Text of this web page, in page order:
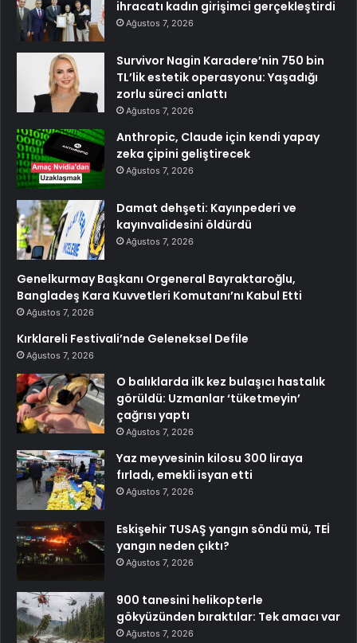
ihracatı kadın girişimci gerçekleştirdi
Ağustos 7, 2026
Survivor Nagin Karadere’nin 750 bin
TL’lik estetik operasyonu: Yaşadığı
zorlu süreci anlattı
Ağustos 7, 2026
Anthropic, Claude için kendi yapay
zeka çipini geliştirecek
Ağustos 7, 2026
Damat dehşeti: Kayınpederi ve
kayınvalidesini öldürdü
Ağustos 7, 2026
Genelkurmay Başkanı Orgeneral Bayraktaroğlu,
Bangladeş Kara Kuvvetleri Komutanı’nı Kabul Etti
Ağustos 7, 2026
Kırklareli Festivali’nde Geleneksel Defile
Ağustos 7, 2026
O balıklarda ilk kez bulaşıcı hastalık
görüldü: Uzmanlar ‘tüketmeyin’
çağrısı yaptı
Ağustos 7, 2026
Yaz meyvesinin kilosu 300 liraya
fırladı, emekli isyan etti
Ağustos 7, 2026
Eskişehir TUSAŞ yangın söndü mü, TEİ
yangın neden çıktı?
Ağustos 7, 2026
900 tanesini helikopterle
gökyüzünden bıraktılar: Tek amacı var
Ağustos 7, 2026